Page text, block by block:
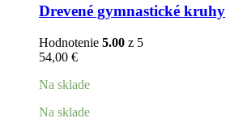
viacero
variantov.
Možnosti
si
Drevené gymnastické kruhy
Hodnotenie 5.00 z 5
54,00 €
Na sklade
Na sklade